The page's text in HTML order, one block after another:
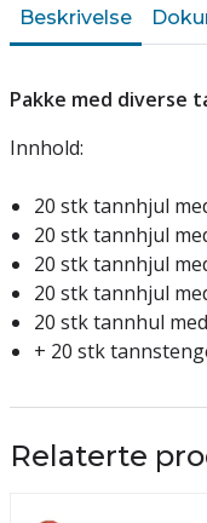
Beskrivelse
Pakke med diverse
Innhold:
20 stk tannhjul
20 stk tannhjul
20 stk tannhjul
20 stk tannhjul
20 stk tannhul
+ 20 stk
Relaterte